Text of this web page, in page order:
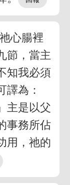
心腸裡
節，當主
知我必須
譯為：
主是以父
事務所佔
用，祂的